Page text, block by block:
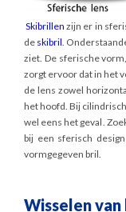
Skibrillen zijn er in
de skibril .
ziet. De sferische
zorgt ervoor dat in het
de lens zowel
het hoofd. Bij
wel eens het geval.
bij een sferisch
vormgegeven bril.
Wisselen